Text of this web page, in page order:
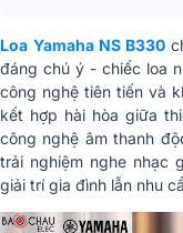
Màu sắc
Phân khúc
Kích thước (Rộng x
Cao x Sâu)
Trọng lượng
Loa Yamaha NS B330
đáng chú ý - chiếc loa
công nghệ tiên tiến và
kết hợp hài hòa giữa
công nghệ âm thanh
trải nghiệm nghe nhạc
giải trí gia đình lẫn nhu